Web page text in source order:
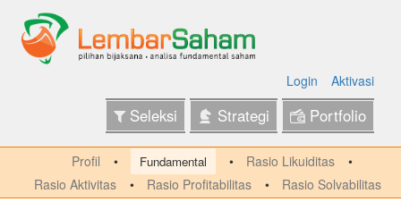
Login Aktivasi
Seleksi Strategi Portfolio
Profil Fundamental
Rasio Likuiditas
Rasio Aktivitas
Rasio Profitabilitas Rasio Solvabilitas